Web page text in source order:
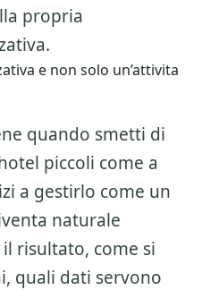
propria
e non solo un’attivita
quando smetti di
piccoli come a
a gestirlo come un
naturale
risultato, come si
quali dati servono